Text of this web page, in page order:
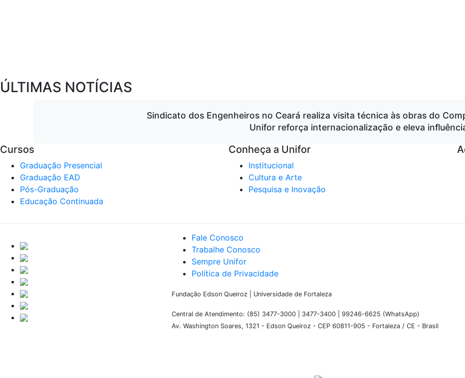
ÚLTIMAS NOTÍCIAS
Sindicato dos Engenheiros no Ceará realiza visita técnica às obras do
Unifor reforça internacionalização e eleva
Cursos
Graduação Presencial
Graduação EAD
Pós-Graduação
Educação Continuada
Conheça a Unifor
Institucional
Cultura e Arte
Pesquisa e Inovação
Fale Conosco
Trabalhe Conosco
Sempre Unifor
Política de Privacidade
Fundação Edson Queiroz | Universidade de Fortaleza
Central de Atendimento: (85) 3477-3000 | 3477-3400 | 99246-6625 (WhatsApp)
Av. Washington Soares, 1321 - Edson Queiroz - CEP 60811-905 - Fortaleza / CE - Brasil